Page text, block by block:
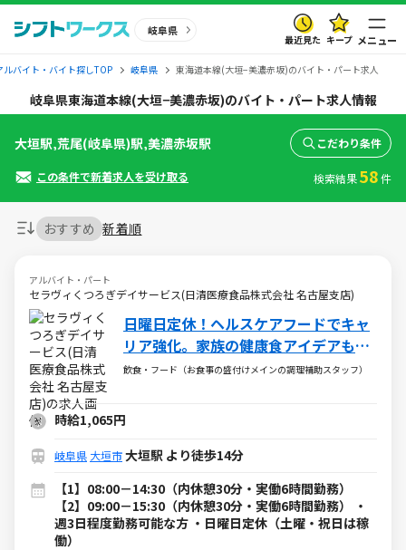
岐阜県
最近見た キープ メニュー
ルバイト・バイト探しTOP 岐阜県 東海道本線(大垣−美濃赤坂)のバイト・パート求人
岐阜県東海道本線(大垣−美濃赤坂)のバイト・パート求人情報
おすすめ 新着順
アルバイト・パート
セラヴィくつろぎデイサービス(日清医療食品株式会社 名古屋支店)
日曜日定休！ヘルスケアフードでキャ
リア強化。家族の健康食アイデアも学
べます！
飲食・フード（お食事の盛付けメインの調理補助スタッフ）
時給1,065円
岐阜県 大垣市大垣駅 より徒歩14分
【1】08:00－14:30（内休憩30分・実働6時間勤務）
【2】09:00－15:30（内休憩30分・実働6時間勤務） ・
週3日程度勤務可能な方 ・日曜日定休（土曜・祝日は稼
働）
大垣駅,荒尾(岐阜県)駅,美濃赤坂駅 こだわり条件
この条件で新着求人を受け取る 検索結果58件